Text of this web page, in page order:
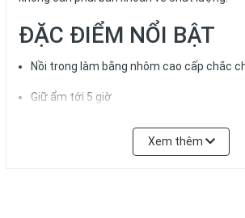
ĐẶC ĐIỂM NỔI BẬT
Nồi trong làm bằng nhôm cao cấp chắc
Giữ ẩm tới 5 giờ
Nắp làm bằng thép không gỉ
Xem thêm